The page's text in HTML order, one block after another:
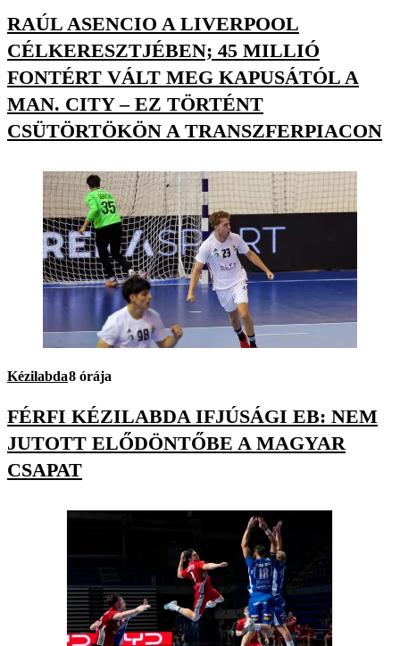
RAÚL ASENCIO A LIVERPOOL
CÉLKERESZTJÉBEN; 45 MILLIÓ
FONTÉRT VÁLT MEG KAPUSÁTÓL A
MAN. CITY – EZ TÖRTÉNT
CSÜTÖRTÖKÖN A TRANSZFERPIACON
Kézilabda8 órája
FÉRFI KÉZILABDA IFJÚSÁGI EB: NEM
JUTOTT ELŐDÖNTŐBE A MAGYAR
CSAPAT